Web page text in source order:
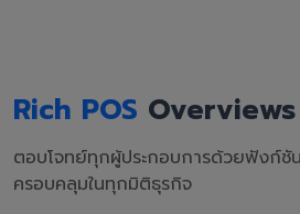
Rich POS Overviews
ตอบโจทย์ทุกผู้ประกอบการด้วยฟังก์ชั
ครอบคลุมในทุกมิติธุรกิจ